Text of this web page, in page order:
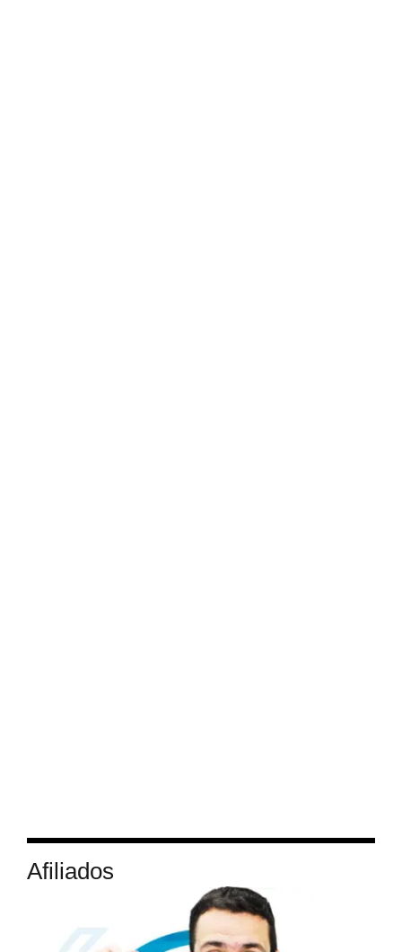
Afiliados